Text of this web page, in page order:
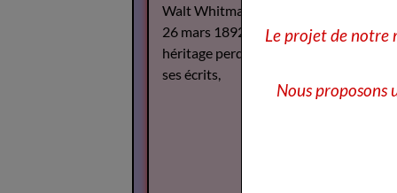
Walt Whitman est décédé le
26 mars 1892, mais son
héritage perdure à travers
ses écrits,
Le projet de notre
Nous proposons